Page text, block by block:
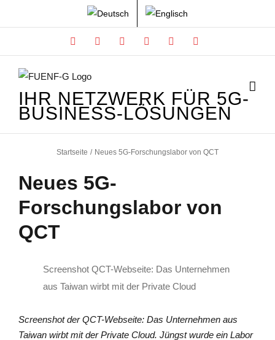
Inhalt
Facebook Instagram LinkedIn
IHR NETZWERK FÜR 5G-
BUSINESS-LÖSUNGEN
Startseite Neues 5G-Forschungslabor von QCT
Neues 5G-
Forschungslabor von
QCT
Screenshot QCT-Webseite: Das Unternehmen
aus Taiwan wirbt mit der Private Cloud
Screenshot der QCT-Webseite: Das Unternehmen aus
Taiwan wirbt mit der Private Cloud. Jüngst wurde ein Labor